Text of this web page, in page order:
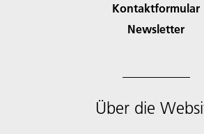
Kontaktformular
Newsletter
Über die